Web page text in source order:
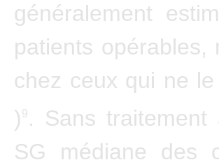
généralement
patients
chez ceux qui ne
) 9 . Sans
SG médiane des